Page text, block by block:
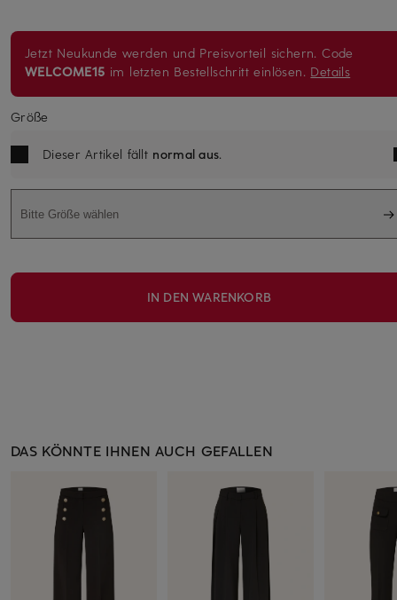
Jetzt Neukunde werden und Preisvorteil sichern. Code
WELCOME15 im letzten Bestellschritt einlösen. Details
Größe
Dieser Artikel fällt normal aus.
Bitte Größe wählen
IN DEN WARENKORB
DAS KÖNNTE IHNEN AUCH GEFALLEN